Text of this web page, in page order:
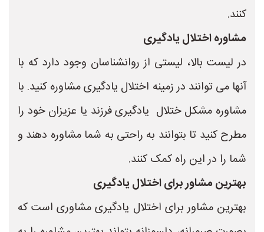
کنند.
مشاوره اختلال یادگیری
در لیست بالا، لیستی از روانشناسان وجود دارد که با
آنها می توانند در زمینه اختلال یادگیری مشاوره کنید. با
مشاوره مشکل ختلال یادگیری فرزند یا عزیزان خود را
مطرح کنید تا بتوانند به راحتی به شما مشاوره دهند و
شما را در این راه کمک کنند.
بهترین مشاور برای اختلال یادگیری
بهترین مشاور برای اختلال یادگیری مشاوری است که